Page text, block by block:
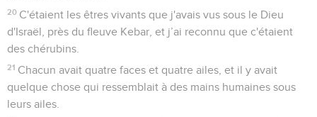
20 C'étaient les êtres vivants que j'avais vus sous le Dieu
d'Israël, près du fleuve Kebar, et j’ai reconnu que c'étaient
des chérubins.
21 Chacun avait quatre faces et quatre ailes, et il y avait
quelque chose qui ressemblait à des mains humaines sous
leurs ailes.